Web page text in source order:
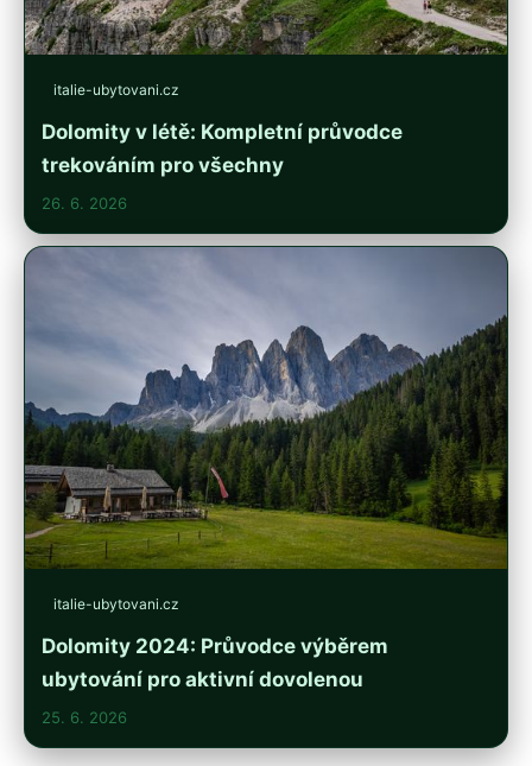
italie-ubytovani.cz
Dolomity v létě: Kompletní průvodce
trekováním pro všechny
26. 6. 2026
italie-ubytovani.cz
Dolomity 2024: Průvodce výběrem
ubytování pro aktivní dovolenou
25. 6. 2026